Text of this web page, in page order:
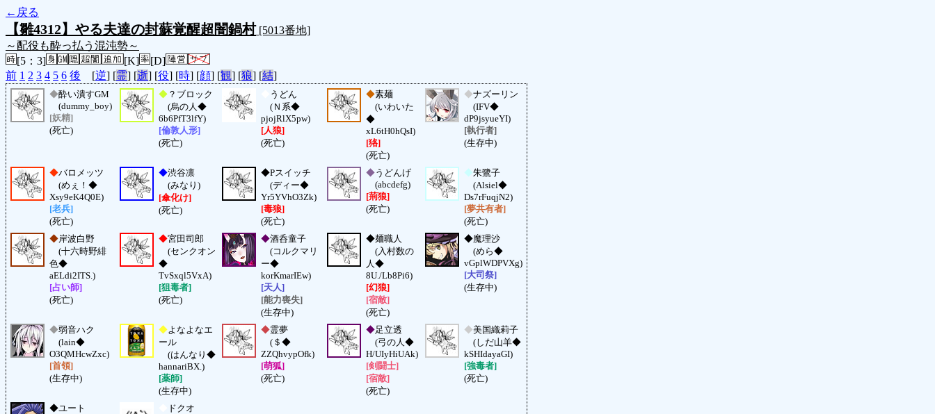
←戻る
【雛4312】やる夫達の封蘇覚醒超闇鍋村[5013番地]
～配役も酔っ払う混沌勢～
[5：3]
[K]
[D]
前 1 2 3 4 5 6 後 [逆] [霊] [逝] [役] [時] [顔] [観] [狼] [結]
◆酔い潰すGM
(dummy_boy)
[妖精]
(死亡)
◆ ？ブロック
(烏の人◆
6b6PfT3lfY)
[倫敦人形]
(死亡)
うどん
(Ｎ系◆
pjojRlX5pw)
[人狼]
(死亡)
◆素麺
(いわいた
◆
xL6tH0hQsI)
[狢]
(死亡)
◆ナズーリン
(IFV◆
dP9jsyueYI)
[執行者]
(生存中)
◆バロメッツ
(めぇ！◆
Xsy9eK4Q0E)
[老兵]
(死亡)
◆渋谷凛
(みなり)
[傘化け]
(死亡)
◆Pスイッチ
(ディー◆
Yr5YVhO3Zk)
[毒狼]
(死亡)
◆うどんげ
(abcdefg)
[荊狼]
(死亡)
◆朱鷺子
(Alsiel◆
Ds7rFuqjN2)
[夢共有者]
(死亡)
◆岸波白野
(十六時野緋
色◆
aELdi2ITS.)
[占い師]
(死亡)
◆宮田司郎
(センクオン
◆
TvSxql5VxA)
[狙毒者]
(死亡)
◆酒呑童子
(コルクマリ
ー◆
korKmarIEw)
[天人]
[能力喪失]
(生存中)
◆麺職人
(入村数の
人◆
8U./Lb8Pi6)
[幻狼]
[宿敵]
(死亡)
◆魔理沙
(めら◆
vGplWDPVXg)
[大司祭]
(生存中)
◆弱音ハク
(lain◆
O3QMHcwZxc)
[首領]
(生存中)
◆よなよなエ
ール
(はんなり◆
hannariBX.)
[薬師]
(生存中)
◆霊夢
(＄◆
ZZQhvypOfk)
[萌狐]
(死亡)
◆足立透
(弓の人◆
H/UIyHiUAk)
[剣闘士]
[宿敵]
(死亡)
◆美国織莉子
(しだ山羊◆
kSHIdayaGI)
[強毒者]
(死亡)
◆ユート
ドクオ